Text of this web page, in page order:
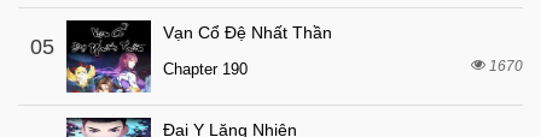
Chapter 100 7 tháng trước
Chapter 99
Chapter 98 7 tháng trước
05
Vạn Cổ Đệ Nhất Thần
Chapter 190 1670
Đại Y Lăng Nhiên